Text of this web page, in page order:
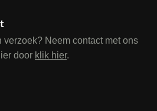
verzoek? Neem contact met ons
door klik hier.